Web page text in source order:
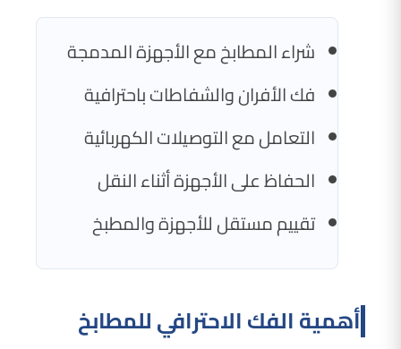
شراء المطابخ مع الأجهزة المدمجة
فك الأفران والشفاطات باحترافية
التعامل مع التوصيلات الكهربائية
الحفاظ على الأجهزة أثناء النقل
تقييم مستقل للأجهزة والمطبخ
أهمية الفك الاحترافي للمطابخ